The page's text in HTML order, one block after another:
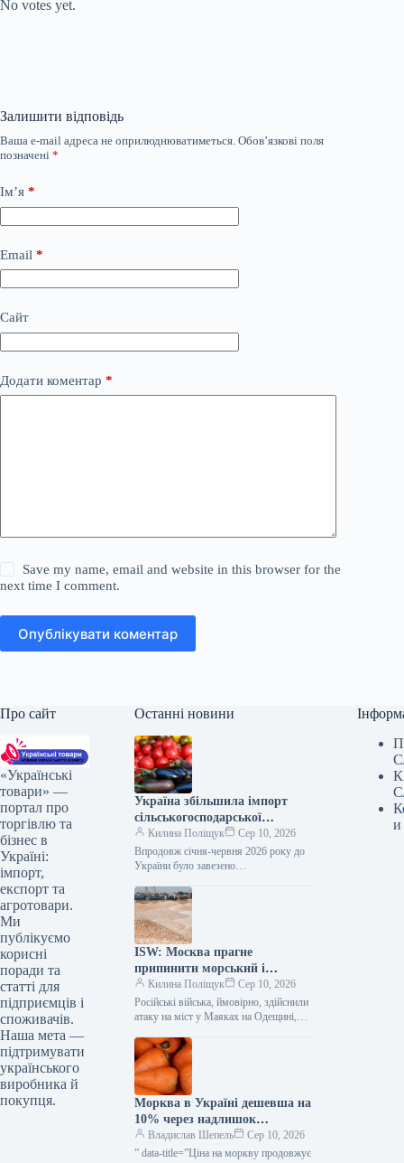
No votes yet.
Залишити відповідь
Ваша e-mail адреса не оприлюднюватиметься. Обов’язкові поля
позначені *
Ім’я *
Email *
Сайт
Додати коментар *
Save my name, email and website in this browser for the
next time I comment.
Опублікувати коментар
Про сайт
«Українські
товари» —
портал про
торгівлю та
бізнес в
Україні:
імпорт,
експорт та
агротовари.
Ми
публікуємо
корисні
поради та
статті для
підприємців і
споживачів.
Наша мета —
підтримувати
українського
виробника й
покупця.
Останні новини
Україна збільшила імпорт
сільськогосподарської
продукції на 8% – ІАЕ
Килина Поліщук
Сер 10, 2026
Впродовж січня-червня 2026 року до
України було завезено
суму 4,704 млрд доларів США, що на
8% перевищує…
ISW: Москва прагне
припинити морський і
сухопутний експорт України.
Килина Поліщук
Сер 10, 2026
Російські війська, ймовірно, здійснили
атаку на міст у Маяках на Одещині,
українського зерна та іншої продукції
через…
Морква в Україні дешевша на
10% через надлишок
постачання — КУРКУЛЬ
Владислав Шепель
Сер 10, 2026
” data-title=”Ціна на моркву продовжує
и